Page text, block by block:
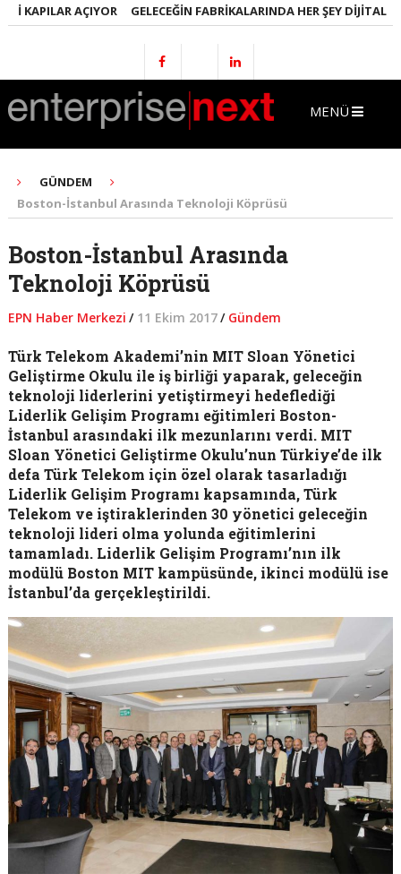
AÇIYOR GELECEĞIN FABRIKALARINDA HER ŞEY DIJITAL
MENÜ
GÜNDEM
Boston-İstanbul Arasında Teknoloji Köprüsü
Boston-İstanbul Arasında
Teknoloji Köprüsü
EPN Haber Merkezi / 11 Ekim 2017/ Gündem
Türk Telekom Akademi’nin MIT Sloan Yönetici
Geliştirme Okulu ile iş birliği yaparak, geleceğin
teknoloji liderlerini yetiştirmeyi hedeflediği
Liderlik Gelişim Programı eğitimleri Boston-
İstanbul arasındaki ilk mezunlarını verdi. MIT
Sloan Yönetici Geliştirme Okulu’nun Türkiye’de ilk
defa Türk Telekom için özel olarak tasarladığı
Liderlik Gelişim Programı kapsamında, Türk
Telekom ve iştiraklerinden 30 yönetici geleceğin
teknoloji lideri olma yolunda eğitimlerini
tamamladı. Liderlik Gelişim Programı’nın ilk
modülü Boston MIT kampüsünde, ikinci modülü ise
İstanbul’da gerçekleştirildi.